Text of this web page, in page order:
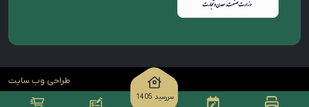
سررسید 1405
طراحی وب سایت